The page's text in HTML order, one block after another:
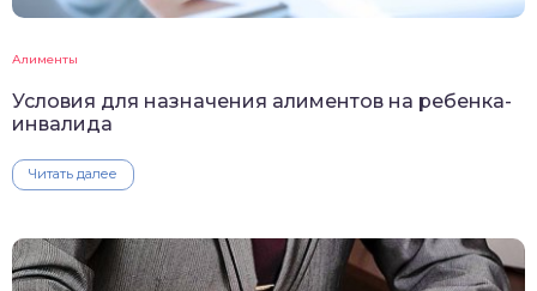
Алименты
Условия для назначения алиментов на ребенка-
инвалида
Читать далее